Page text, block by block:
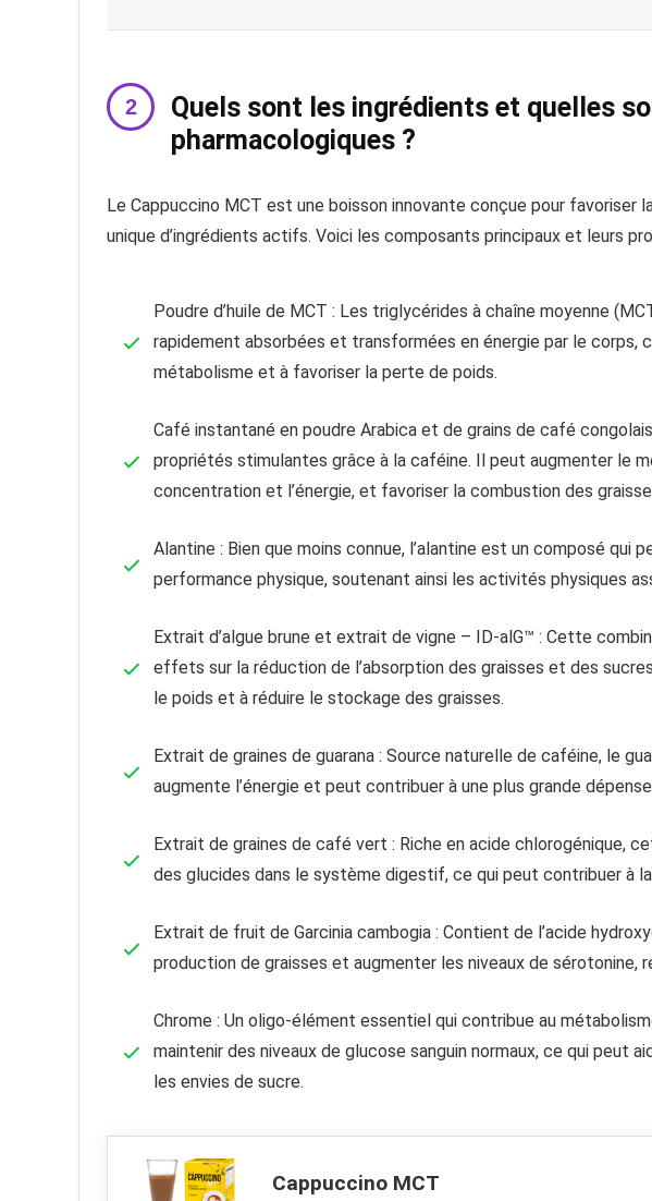
Quels sont les ingrédients et quelles
pharmacologiques ?
Le Cappuccino MCT est une boisson innovante conçue pour favoriser
unique d’ingrédients actifs. Voici les composants principaux et leurs
Poudre d’huile de MCT : Les triglycérides à chaîne moyenne
rapidement absorbées et transformées en énergie par le corps,
métabolisme et à favoriser la perte de poids.
Café instantané en poudre Arabica et de grains de café
propriétés stimulantes grâce à la caféine. Il peut augmenter le
concentration et l’énergie, et favoriser la combustion des
Alantine : Bien que moins connue, l’alantine est un composé qui
performance physique, soutenant ainsi les activités physiques
Extrait d’algue brune et extrait de vigne – ID-alG™ : Cette
effets sur la réduction de l’absorption des graisses et des
le poids et à réduire le stockage des graisses.
Extrait de graines de guarana : Source naturelle de caféine, le
augmente l’énergie et peut contribuer à une plus grande
Extrait de graines de café vert : Riche en acide chlorogénique,
des glucides dans le système digestif, ce qui peut contribuer à
Extrait de fruit de Garcinia cambogia : Contient de l’acide
production de graisses et augmenter les niveaux de sérotonine,
Chrome : Un oligo-élément essentiel qui contribue au
maintenir des niveaux de glucose sanguin normaux, ce qui peut
les envies de sucre.
Cappuccino MCT